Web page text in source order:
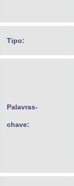
Tipo:
Palavras-
chave: